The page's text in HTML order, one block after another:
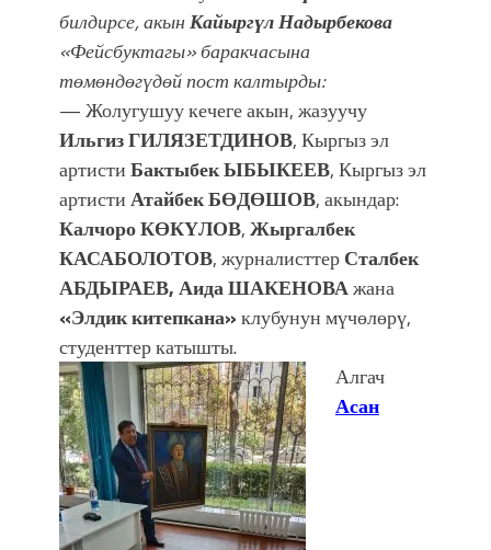
билдирсе, акынКайыргүл Надырбекова
«Фейсбуктагы» баракчасына
төмөндөгүдөй пост калтырды:
— Жолугушуу кечеге акын, жазуучу
Ильгиз ГИЛЯЗЕТДИНОВ, Кыргыз эл
артистиБактыбек ЫБЫКЕЕВ, Кыргыз эл
артистиАтайбек БӨДӨШОВ, акындар:
Калчоро КӨКҮЛОВ,Жыргалбек
КАСАБОЛОТОВ, журналисттерСталбек
АБДЫРАЕВ, Аида ШАКЕНОВАжана
«Элдик китепкана»клубунун мүчөлөрү,
студенттер катышты.
Алгач
Асан